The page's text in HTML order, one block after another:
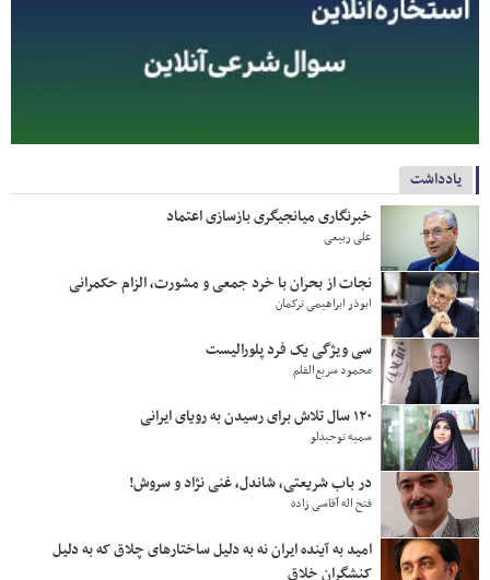
يادداشت
خبرنگاری میانجیگری بازسازی اعتماد
علی ربیعی
نجات از بحران با خرد جمعی و مشورت، الزام حکمرانی
ابوذر ابراهیمی ترکمان
سی ویژگی یک فرد پلورالیست
محمود سریع‌القلم
۱۲۰ سال تلاش برای رسیدن به رویای ایرانی
سمیه توحیدلو
در باب شریعتی، شاندل، غنی نژاد و سروش!
فتح اله آقاسی زاده
امید به آینده ایران نه به دلیل ساختارهای چلاق که به دلیل
کنشگران خلاق